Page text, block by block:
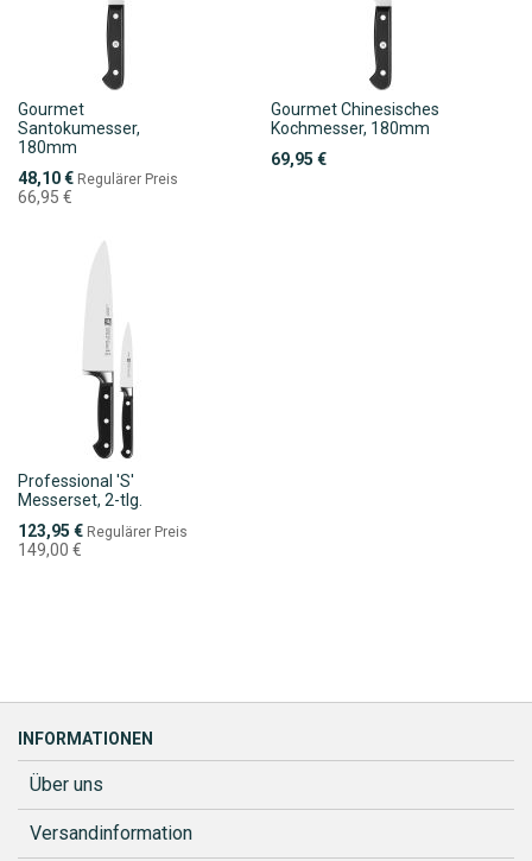
Gourmet
Santokumesser,
180mm
Sonderpreis
48,10 € Regulärer Preis
66,95 €
Gourmet Chinesisches
Kochmesser, 180mm
69,95 €
Professional 'S'
Messerset, 2-tlg.
Sonderpreis
123,95 € Regulärer Preis
149,00 €
INFORMATIONEN
Über uns
Versandinformation